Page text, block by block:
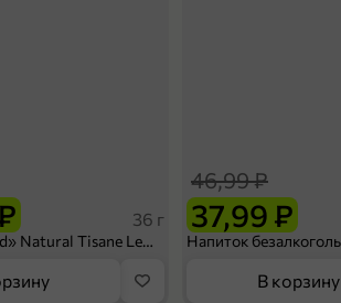
36 г
Чай «Greenfield» Natural Tisane Lemongrass & Schisandra, 20 пирамидок, 36 г
37,99 ₽
46,99 ₽
В корзину